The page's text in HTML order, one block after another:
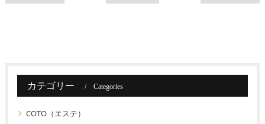
カテゴリー Categories
COTO（エステ）